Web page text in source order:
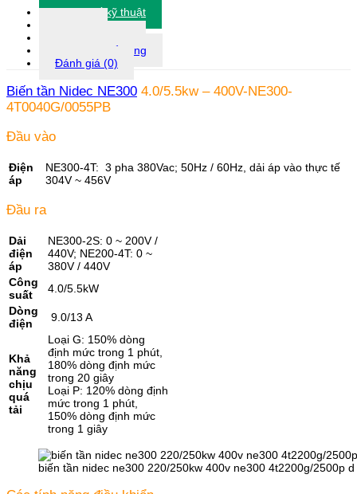
lượng Thông số kỹ thuật
Thông tin bổ sung
Đánh giá (0)
Biến tần Nidec NE300 4.0/5.5kw – 400V-NE300-
4T0040G/0055PB
Đầu vào
Điện
áp
NE300-4T: 3 pha 380Vac; 50Hz / 60Hz, dải áp vào thực tế
304V ~ 456V
Đầu ra
Dải
điện
áp
NE300-2S: 0 ~ 200V /
440V; NE200-4T: 0 ~
380V / 440V
Công
suất
4.0/5.5kW
Dòng
điện
9.0/13 A
Khả
năng
chịu
quá
tải
Loại G: 150% dòng
định mức trong 1 phút,
180% dòng định mức
trong 20 giây
Loại P: 120% dòng định
mức trong 1 phút,
150% dòng định mức
trong 1 giây
biến tần nidec ne300 220/250kw 400v ne300 4t2200g/2500p d